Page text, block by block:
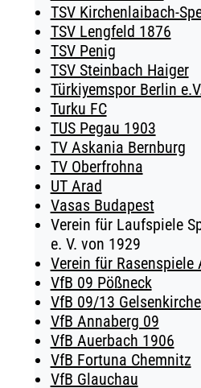
TSV Kirchenlaibach-
TSV Lengfeld 1876
TSV Penig
TSV Steinbach Haiger
Türkiyemspor Berlin
Turku FC
TUS Pegau 1903
TV Askania Bernburg
TV Oberfrohna
UT Arad
Vasas Budapest
Verein für Laufspiele
e. V. von 1929
Verein für Rasenspiele
VfB 09 Pößneck
VfB 09/13
VfB Annaberg 09
VfB Auerbach 1906
VfB Fortuna Chemnitz
VfB Glauchau